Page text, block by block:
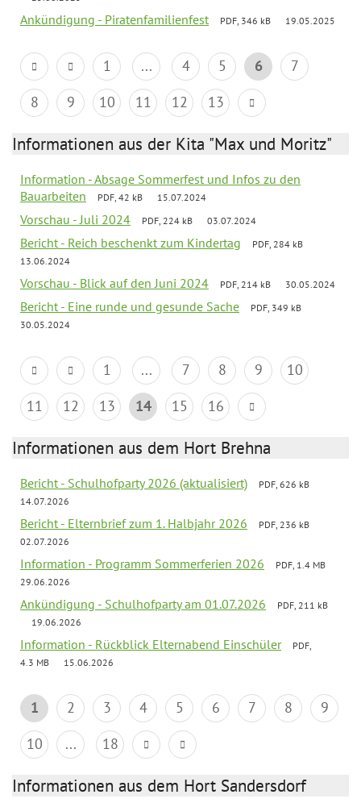
Ankündigung - Piratenfamilienfest PDF, 346 kB 19.05.2025
1 ... 4 5 6
7
8
9 10 11 12 13
Informationen aus der Kita "Max und Moritz"
Information - Absage Sommerfest und Infos zu den
Bauarbeiten
PDF, 42 kB 15.07.2024
Vorschau - Juli 2024 PDF, 224 kB 03.07.2024
Bericht - Reich beschenkt zum Kindertag
PDF, 284 kB
13.06.2024
Vorschau - Blick auf den Juni 2024 PDF, 214 kB 30.05.2024
Bericht - Eine runde und gesunde Sache
PDF, 349 kB
30.05.2024
1 ... 7 8 9
10
11
12 13 14 15 16
Informationen aus dem Hort Brehna
Bericht - Schulhofparty 2026 (aktualisiert)
PDF, 626 kB
14.07.2026
Bericht - Elternbrief zum 1. Halbjahr 2026
PDF, 236 kB
02.07.2026
Information - Programm Sommerferien 2026
PDF, 1.4 MB
29.06.2026
Ankündigung - Schulhofparty am 01.07.2026
PDF, 211 kB
19.06.2026
Information - Rückblick Elternabend Einschüler
PDF,
4.3 MB
15.06.2026
1 2 3 4 5 6 7 8
9
10
... 18
Informationen aus dem Hort Sandersdorf